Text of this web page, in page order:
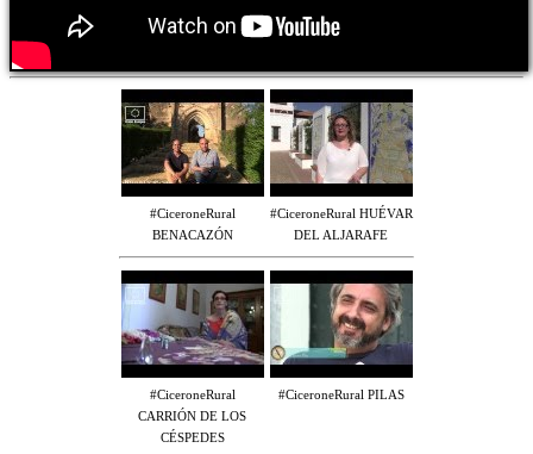
#CiceroneRural
BENACAZÓN
#CiceroneRural HUÉVAR
DEL ALJARAFE
#CiceroneRural
CARRIÓN DE LOS
CÉSPEDES
#CiceroneRural PILAS